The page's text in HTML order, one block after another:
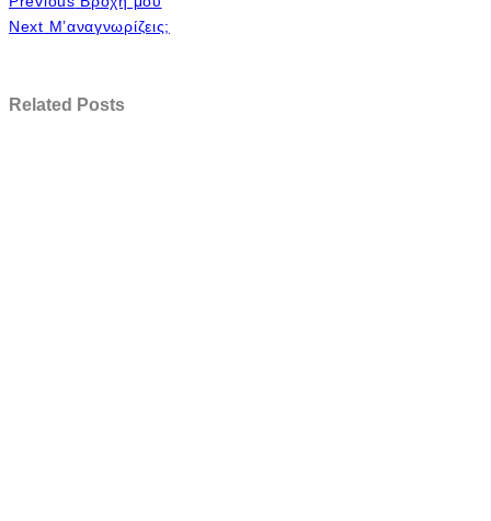
Next Μ’αναγνωρίζεις;
Related Posts